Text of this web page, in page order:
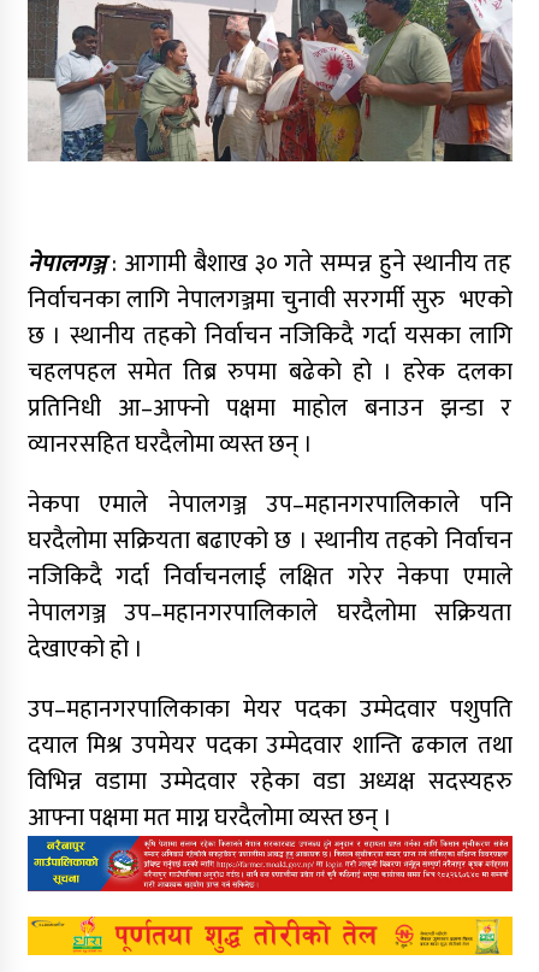
नेपालगञ्ज: आगामी बैशाख ३० गते सम्पन्न हुने स्थानीय तह
निर्वाचनका लागि नेपालगञ्जमा चुनावी सरगर्मी सुरु भएको
छ । स्थानीय तहको निर्वाचन नजिकिदै गर्दा यसका लागि
चहलपहल समेत तिब्र रुपमा बढेको हो । हरेक दलका
प्रतिनिधी आ–आफ्नो पक्षमा माहोल बनाउन झन्डा र
व्यानरसहित घरदैलोमा व्यस्त छन् ।
नेकपा एमाले नेपालगञ्ज उप–महानगरपालिकाले पनि
घरदैलोमा सक्रियता बढाएको छ । स्थानीय तहको निर्वाचन
नजिकिदै गर्दा निर्वाचनलाई लक्षित गरेर नेकपा एमाले
नेपालगञ्ज उप–महानगरपालिकाले घरदैलोमा सक्रियता
देखाएको हो ।
उप–महानगरपालिकाका मेयर पदका उम्मेदवार पशुपति
दयाल मिश्र उपमेयर पदका उम्मेदवार शान्ति ढकाल तथा
विभिन्न वडामा उम्मेदवार रहेका वडा अध्यक्ष सदस्यहरु
आफ्ना पक्षमा मत माग्न घरदैलोमा व्यस्त छन् ।